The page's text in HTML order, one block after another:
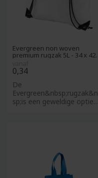
Evergreen non woven
premium rugzak 5L - 34 x 42
0,34
De
sp;is een geweldige optie